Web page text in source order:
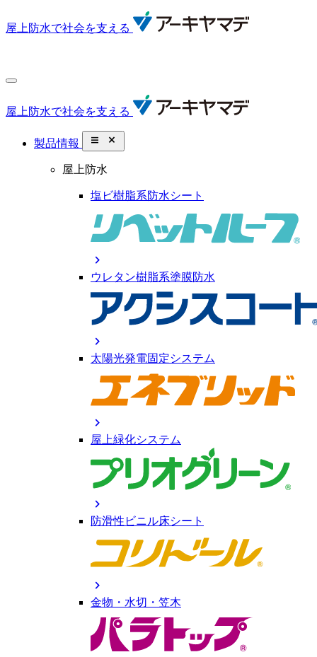
屋上防水で社会を支える
屋上防水で社会を支える
製品情報 close_small
屋上防水
塩ビ樹脂系防水シート
chevron_right
ウレタン樹脂系塗膜防水
chevron_right
太陽光発電固定システム
chevron_right
屋上緑化システム
chevron_right
防滑性ビニル床シート
chevron_right
金物・水切・笠木